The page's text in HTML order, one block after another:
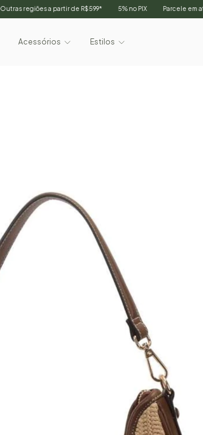
de R$599* 5% no PIX Parcele em até 3x sem juros
Acessórios Estilos